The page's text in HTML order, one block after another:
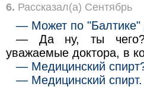
6. Рассказал(а) Сентябрь
— Может по "Балтике"
— Да ну, ты
уважаемые доктора, в
— Медицинский
— Медицинский спирт.